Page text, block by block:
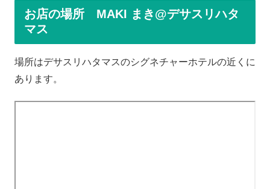
お店の場所 MAKI まき@デサスリハタ
マス
場所はデサスリハタマスのシグネチャーホテルの近くに
あります。